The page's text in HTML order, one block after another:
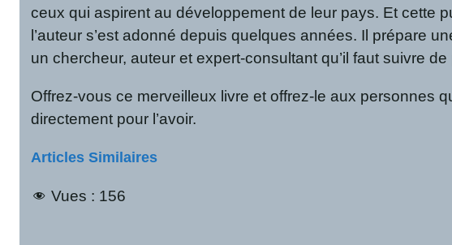
ceux qui aspirent au développement de leur pays. Et cette
l’auteur s’est adonné depuis quelques années. Il prépare
un chercheur, auteur et expert-consultant qu’il faut suivre
Offrez-vous ce merveilleux livre et offrez-le aux personnes
directement pour l’avoir.
Articles Similaires
Vues : 156